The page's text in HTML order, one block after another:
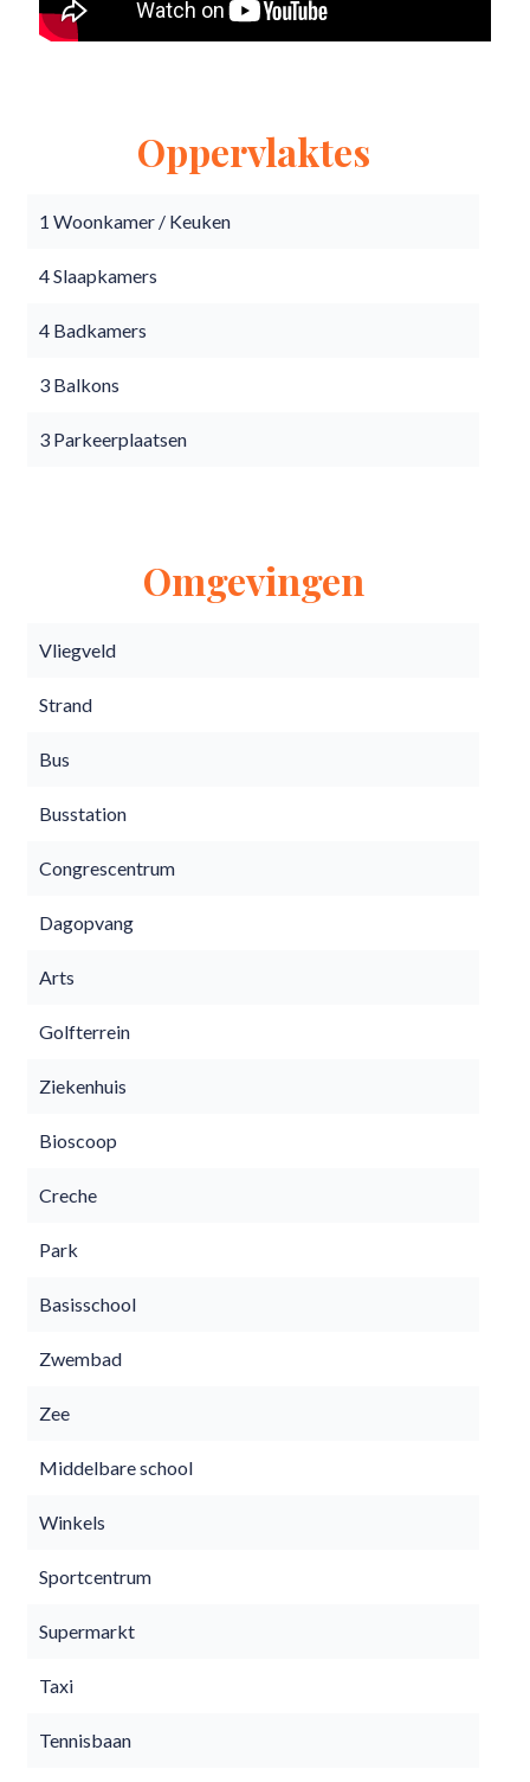
Oppervlaktes
1 Woonkamer / Keuken
4 Slaapkamers
4 Badkamers
3 Balkons
3 Parkeerplaatsen
Omgevingen
Vliegveld
Strand
Bus
Busstation
Congrescentrum
Dagopvang
Arts
Golfterrein
Ziekenhuis
Bioscoop
Creche
Park
Basisschool
Zwembad
Zee
Middelbare school
Winkels
Sportcentrum
Supermarkt
Taxi
Tennisbaan